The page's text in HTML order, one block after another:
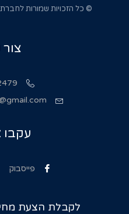
© כל הזכויות שמורות
עקבו
פייסבוק
לקבלת הצעת